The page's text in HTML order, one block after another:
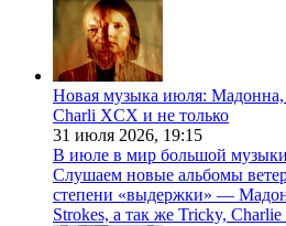
Новая музыка июля: Мадонна,
Charli XCX и не только
31 июля 2026, 19:15
В июле в мир большой
Слушаем новые альбомы
степени «выдержки» —
Strokes, а так же Tricky,